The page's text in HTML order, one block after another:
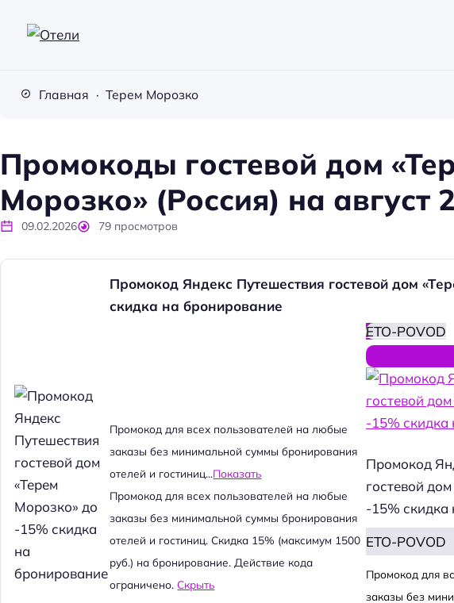
е Главная Терем Морозко
Промокоды гостевой дом
Морозко» (Россия) на август
09.02.2026 79 просмотров
Промокод Яндекс Путешествия гостевой дом
скидка на бронирование
Промокод для всех пользователей на любые
заказы без минимальной суммы бронирования
отелей и гостиниц...Показать
Промокод для всех пользователей на любые
заказы без минимальной суммы бронирования
отелей и гостиниц. Скидка 15% (максимум 1500
руб.) на бронирование. Действие кода
ограничено.Скрыть
ETO-POVOD
Промокод
гостевой
-15% скидка
ETO-POVOD
Промокод для
заказы без